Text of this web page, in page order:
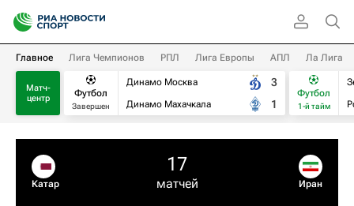
Главное Лига Чемпионов РПЛ Лига Европы АПЛ Ла Лига
Матч-
центр
Футбол
Завершен
Динамо Москва
Динамо Махачкала
3
1
Футбол
1-й тайм
Катар
17
матчей Иран